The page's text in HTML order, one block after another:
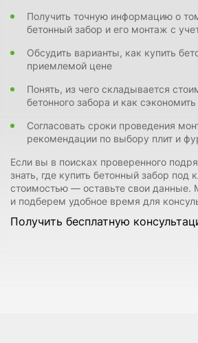
Получить точную информацию о
бетонный забор и его монтаж с
Обсудить варианты, как купить
приемлемой цене
Понять, из чего складывается
бетонного забора и как
Согласовать сроки проведения
рекомендации по выбору плит и
Если вы в поисках проверенного
знать, где купить бетонный забор
стоимостью — оставьте свои
и подберем удобное время для
Получить бесплатную